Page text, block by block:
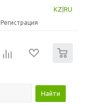
KZ RU
Регистрация
Найти